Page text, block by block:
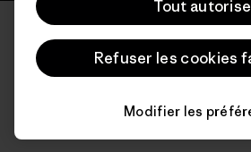
Tout
Refuser les cookies
Modifier les